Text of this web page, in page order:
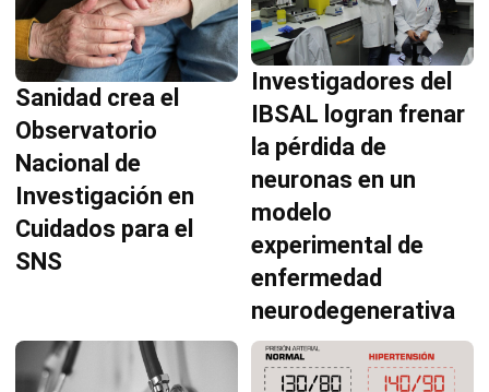
Sanidad crea el
Observatorio
Nacional de
Investigación en
Cuidados para el
SNS
Investigadores del
IBSAL logran frenar
la pérdida de
neuronas en un
modelo
experimental de
enfermedad
neurodegenerativa